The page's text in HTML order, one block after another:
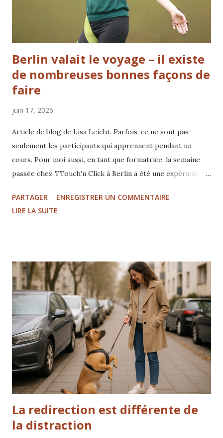
à créer un environnement sûr et détendu pour eux. Quand
j’étais avec elle, Luna pouvait être calme et se ...
Berlin valait le voyage – il existe
de nombreuses bonnes façons de
faire
juin 17, 2026
Article de blog de Lisa Leicht. Parfois, ce ne sont pas
seulement les participants qui apprennent pendant un
cours. Pour moi aussi, en tant que formatrice, la semaine
passée chez TTouch'n Click à Berlin a été une expérience
lorsque nous sommes prêts à élargir notre perspective. La
méthode Tellington transmet bien plus que des techniques
nombreuses bonnes façons d’atteindre un objectif. Ce qui
aide un chien ne convient pas forcément à un autre. Chaque
être vivant est un miracle individuel, unique dans sa
perception, ses expériences et ses besoins. Et pourtant,
nous faisons tous partie de la même vie. Il a été
particulièrement impressionnant d’observer comment les
participants vivaient les exercices dans leur propre corps.
Grâce aux TTouches, à la mise ...
PARTAGER
ENREGISTRER UN COMMENTAIRE
LIRE LA SUITE
La redirection est différente de
la distraction